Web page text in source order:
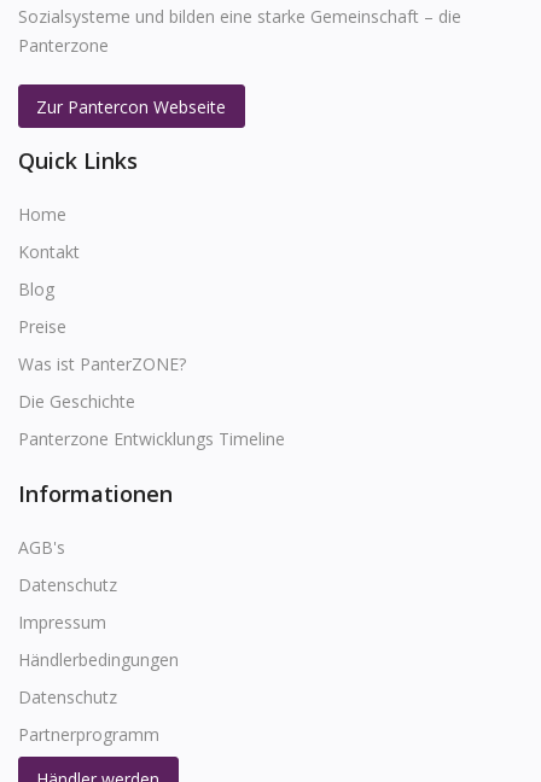
Sozialsysteme und bilden eine starke Gemeinschaft – die
Panterzone
Zur Pantercon Webseite
Quick Links
Home
Kontakt
Blog
Preise
Was ist PanterZONE?
Die Geschichte
Panterzone Entwicklungs Timeline
Informationen
AGB's
Datenschutz
Impressum
Händlerbedingungen
Datenschutz
Partnerprogramm